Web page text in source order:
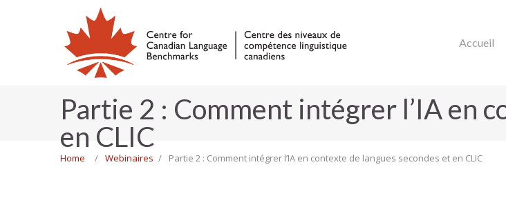
Accueil
Partie 2 : Comment intégrer l’IA en
en CLIC
Home Webinaires Partie 2 : Comment intégrer l’IA en contexte de langues secondes et en CLIC